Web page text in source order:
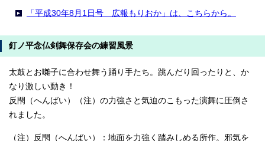
「平成30年8月1日号 広報もりおか」は、こちらから。
釘ノ平念仏剣舞保存会の練習風景
太鼓とお囃子に合わせ舞う踊り手たち。跳んだり回ったりと、か
なり激しい動き！
反閇（へんばい）（注）の力強さと気迫のこもった演舞に圧倒さ
れました。
（注）反閇（へんばい）：地面を力強く踏みしめる所作。邪気を